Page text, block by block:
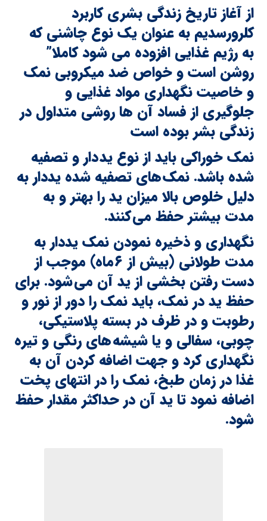
از آغاز تاریخ زندگی بشری کاربرد
کلرورسدیم به عنوان یک نوع چاشنی که
به رژیم غذایی افزوده می شود کاملا”
روشن است و خواص ضد میکروبی نمک
و خاصیت نگهداری مواد غذایی و
جلوگیری از فساد آن ها روشی متداول در
زندگی بشر بوده است
نمک خوراکی باید از نوع ید دار و تصفیه
شده باشد. نمک های تصفیه شده یددار به
دلیل خلوص بالا میزان ید را بهتر و به
مدت بیشتر حفظ می کنند.
نگهداری و ذخیره نمودن نمک یددار به
مدت طولانی (بیش از ۶‌ماه) موجب از
دست رفتن بخشی از ید آن می شود. برای
حفظ ید در نمک، باید نمک را دور از نور و
رطوبت و در ظرف در بسته پلاستیکی،
چوبی، سفالی و یا شیشه های رنگی و تیره
نگهداری کرد و جهت اضافه کردن آن به
غذا در زمان طبخ، نمک را در انتهای پخت
اضافه نمود تا ید آن در حداکثر مقدار حفظ
شود.